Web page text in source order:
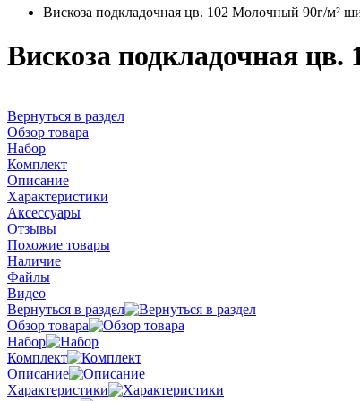
Вискоза подкладочная цв. 102 Молочный 90г/м²
Вискоза подкладочная
Вернуться в раздел
Обзор товара
Набор
Комплект
Описание
Характеристики
Аксессуары
Отзывы
Похожие товары
Наличие
Файлы
Видео
Вернуться в раздел
Обзор товара
Набор
Комплект
Описание
Характеристики